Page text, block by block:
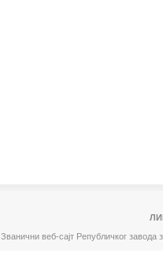
Званични веб-сајт Републичког